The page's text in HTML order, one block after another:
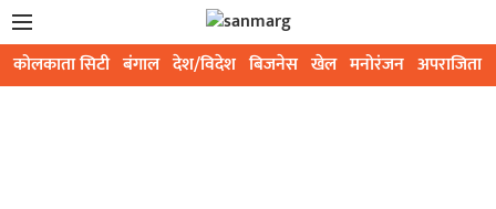
कोलकाता सिटी बंगाल देश/विदेश बिजनेस खेल मनोरंजन अपराजिता